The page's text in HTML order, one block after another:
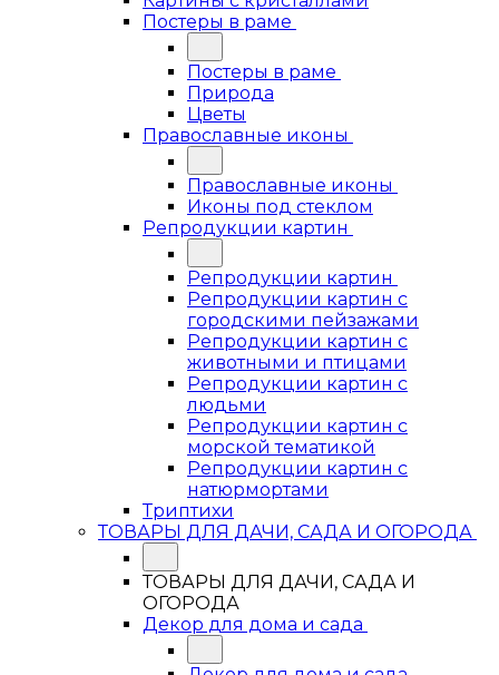
Постеры в раме
Постеры в раме
Природа
Цветы
Православные иконы
Православные иконы
Иконы под стеклом
Репродукции картин
Репродукции картин
Репродукции картин с
городскими пейзажами
Репродукции картин с
животными и птицами
Репродукции картин с
людьми
Репродукции картин с
морской тематикой
Репродукции картин с
натюрмортами
Триптихи
ТОВАРЫ ДЛЯ ДАЧИ, САДА И ОГОРОДА
ТОВАРЫ ДЛЯ ДАЧИ, САДА И
ОГОРОДА
Декор для дома и сада